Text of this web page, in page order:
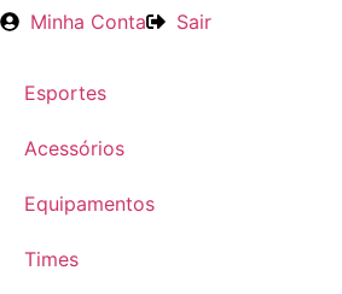
Minha Conta Sair
Esportes
Acessórios
Equipamentos
Times